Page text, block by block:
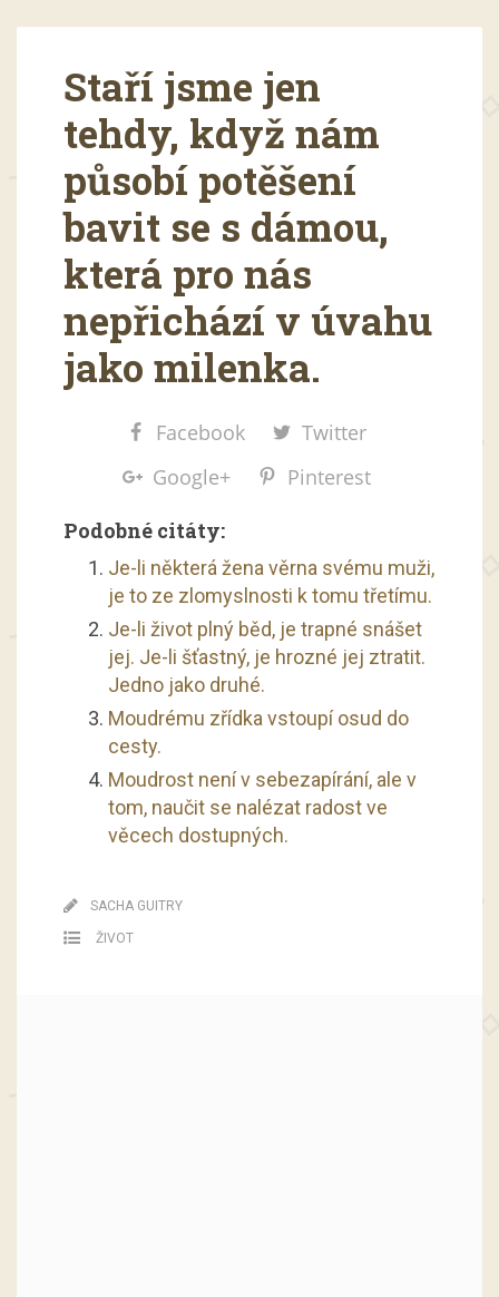
Staří jsme jen
tehdy, když nám
působí potěšení
bavit se s dámou,
která pro nás
nepřichází v úvahu
jako milenka.
Facebook
Twitter
Google+
Pinterest
Podobné citáty:
Je-li některá žena věrna svému muži,
je to ze zlomyslnosti k tomu třetímu.
Je-li život plný běd, je trapné snášet
jej. Je-li šťastný, je hrozné jej ztratit.
Jedno jako druhé.
Moudrému zřídka vstoupí osud do
cesty.
Moudrost není v sebezapírání, ale v
tom, naučit se nalézat radost ve
věcech dostupných.
SACHA GUITRY
ŽIVOT